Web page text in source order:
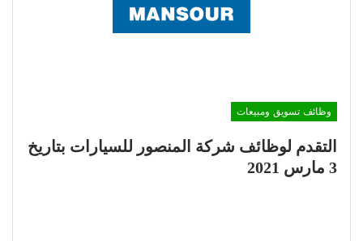
وظائف تسويق ومبيعات
التقدم لوظائف شركة المنصور للسيارات بتاريخ
3 مارس 2021